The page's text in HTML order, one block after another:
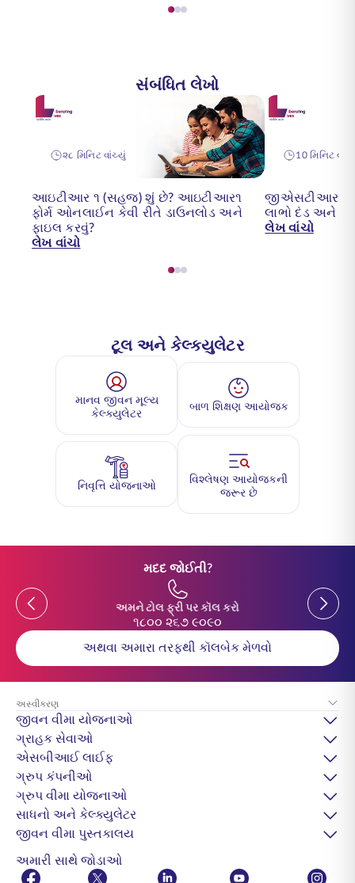
સંબંધિત લેખો
૨૮ મિનિટ વાંચ્યું
આઇટીઆર ૧ (સહજ) શું છે? આઇટીઆર૧
ફોર્મ ઓનલાઈન કેવી રીતે ડાઉનલોડ અને
ફાઇલ કરવું?
લેખ વાંચો
10 મિનિટ
જીએસટીઆર 7
લાભો દંડ અને
લેખ વાંચો
ટૂલ અને કેલ્ક્યુલેટર
માનવ જીવન મૂલ્ય
કેલ્ક્યુલેટર
બાળ શિક્ષણ આયોજક
નિવૃત્તિ યોજનાઓ
વિશ્લેષણ આયોજકની
જરૂર છે
મદદ જોઈતી?
Previous
અમને ટોલ ફ્રી પર કૉલ કરો
૧૮૦૦ ૨૬૭ ૯૦૯૦
Previous
અથવા અમારા તરફથી કૉલબેક મેળવો
અસ્વીકરણ
જીવન વીમા યોજનાઓ
ગ્રાહક સેવાઓ
એસબીઆઈ લાઈફ
ગ્રુપ કંપનીઓ
ગ્રુપ વીમા યોજનાઓ
સાધનો અને કેલ્ક્યુલેટર
જીવન વીમા પુસ્તકાલય
અમારી સાથે જોડાઓ